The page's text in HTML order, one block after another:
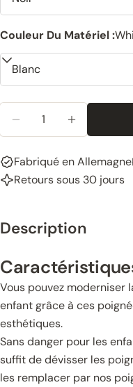
Couleur Du Matériel :
RÉDUIRE LA
Fabriqué en Allemagne
Retours sous 30 jours
Description
Vous pouvez moderniser
enfant grâce à ces
esthétiques.
Sans danger pour les
suffit de dévisser les
les remplacer par nos